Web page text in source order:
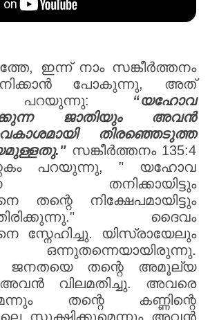
ഇന്ന് നാം സങ്കീർത്തനം
പോകുന്നു, അത്
പറയുന്നു: “യഹോവ
ജാതിയും അവൻ
തിരഞ്ഞെടുത്ത
സങ്കീർത്തനം 135:4
പറയുന്നു, " യഹോവ
തനിക്കായിട്ടും
തന്റെ നിക്ഷേപമായിട്ടും
ദൈവം
സ്നേഹിച്ചു. യിസ്രായേലും
ഒന്നുതന്നെയായിരുന്നു.
ജനതയെ തന്റെ അമൂല്യ
വിലമതിച്ചു. അവരെ
തന്റെ കണ്ണിന്റെ
സൂക്ഷിക്കുമെന്നും അവൻ